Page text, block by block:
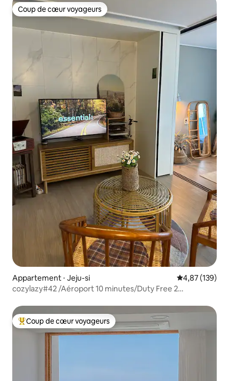
Coup de cœur voyageurs
Coup de cœur voyageurs
Appartement ⋅ Jeju-si Évaluation
4,87 (139)
cozylazy#42 /Aéroport 10 minutes/Duty Free 2
Coups de cœur voyageurs les plus appréciés
Coup de cœur voyageurs